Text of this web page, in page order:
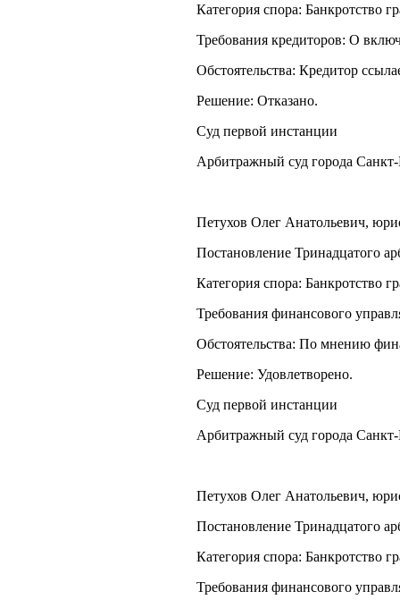
Категория спора: Банкротство
Требования кредиторов: О
Обстоятельства: Кредитор
Решение: Отказано.
Суд первой инстанции
Арбитражный суд города
Петухов Олег Анатольевич,
Постановление Тринадцатого
Категория спора: Банкротство
Требования финансового
Обстоятельства: По мнению
Решение: Удовлетворено.
Суд первой инстанции
Арбитражный суд города
Петухов Олег Анатольевич,
Постановление Тринадцатого
Категория спора: Банкротство
Требования финансового